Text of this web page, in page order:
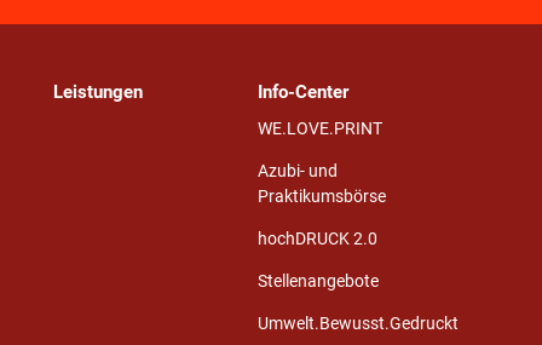
Leistungen Info-Center
WE.LOVE.PRINT
Azubi- und
Praktikumsbörse
hochDRUCK 2.0
Stellenangebote
Umwelt.Bewusst.Gedruckt